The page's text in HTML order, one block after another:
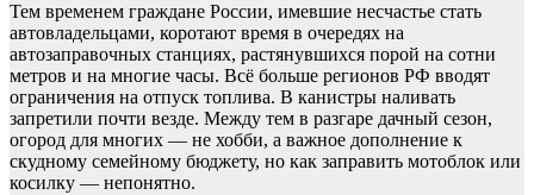
Тем временем граждане России, имевшие несчастье стать
автовладельцами, коротают время в очередях на
автозаправочных станциях, растянувшихся порой на сотни
метров и на многие часы. Всё больше регионов РФ вводят
ограничения на отпуск топлива. В канистры наливать
запретили почти везде. Между тем в разгаре дачный сезон,
огород для многих — не хобби, а важное дополнение к
скудному семейному бюджету, но как заправить мотоблок или
косилку — непонятно.